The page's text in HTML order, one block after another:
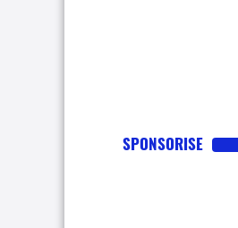
SPONSORISE